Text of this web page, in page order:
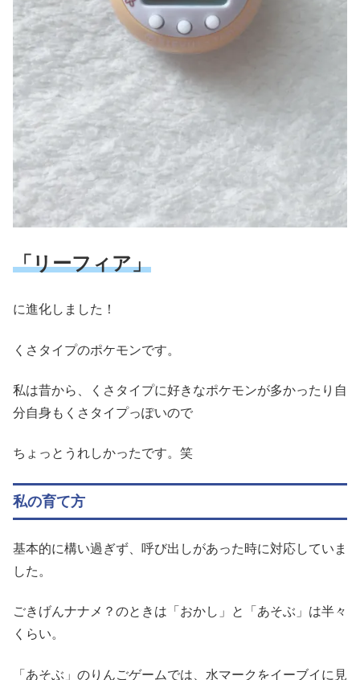
「リーフィア」
に進化しました！
くさタイプのポケモンです。
私は昔から、くさタイプに好きなポケモンが多かったり自
分自身もくさタイプっぽいので
ちょっとうれしかったです。笑
私の育て方
基本的に構い過ぎず、呼び出しがあった時に対応していま
した。
ごきげんナナメ？のときは「おかし」と「あそぶ」は半々
くらい。
「あそぶ」のりんごゲームでは、水マークをイーブイに見